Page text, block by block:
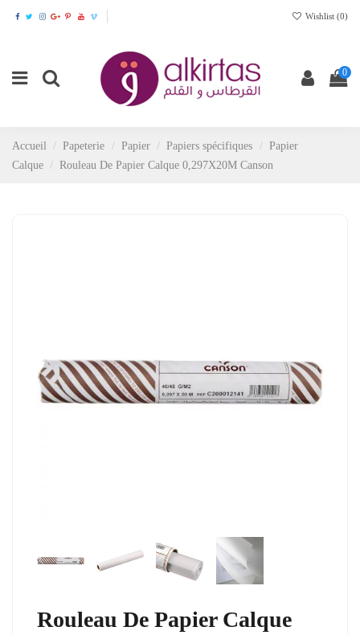
Wishlist (0)
0
Accueil Papeterie Papier Papiers spécifiques
Papier
Calque
Rouleau De Papier Calque 0,297X20M Canson
Rouleau De Papier Calque